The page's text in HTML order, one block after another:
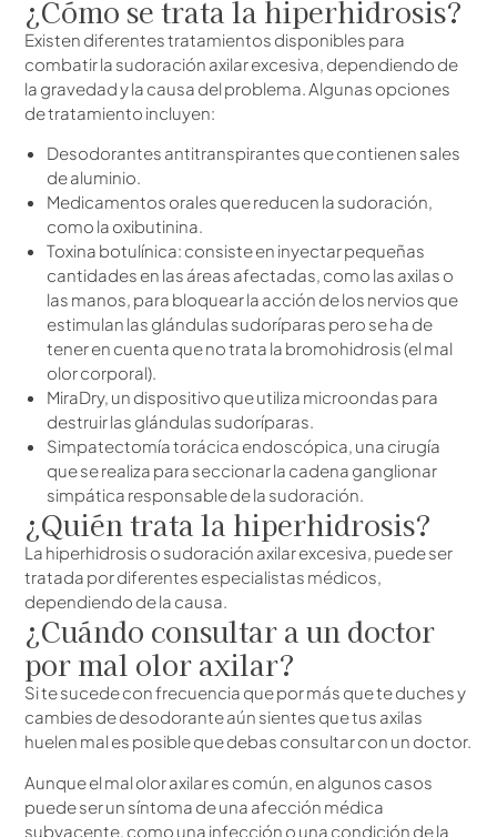
¿Cómo se trata la hiperhidrosis?
Existen diferentes tratamientos disponibles para
combatir la sudoración axilar excesiva, dependiendo de
la gravedad y la causa del problema. Algunas opciones
de tratamiento incluyen:
Desodorantes antitranspirantes que contienen sales
de aluminio.
Medicamentos orales que reducen la sudoración,
como la oxibutinina.
Toxina botulínica: consiste en inyectar pequeñas
cantidades en las áreas afectadas, como las axilas o
las manos, para bloquear la acción de los nervios que
estimulan las glándulas sudoríparas pero se ha de
tener en cuenta que no trata la bromohidrosis (el mal
olor corporal).
MiraDry, un dispositivo que utiliza microondas para
destruir las glándulas sudoríparas.
Simpatectomía torácica endoscópica, una cirugía
que se realiza para seccionar la cadena ganglionar
simpática responsable de la sudoración.
¿Quién trata la hiperhidrosis?
La hiperhidrosis o sudoración axilar excesiva, puede ser
tratada por diferentes especialistas médicos,
dependiendo de la causa.
¿Cuándo consultar a un doctor
por mal olor axilar?
Si te sucede con frecuencia que por más que te duches y
cambies de desodorante aún sientes que tus axilas
huelen mal es posible que debas consultar con un doctor.
Aunque el mal olor axilar es común, en algunos casos
puede ser un síntoma de una afección médica
subyacente, como una infección o una condición de la